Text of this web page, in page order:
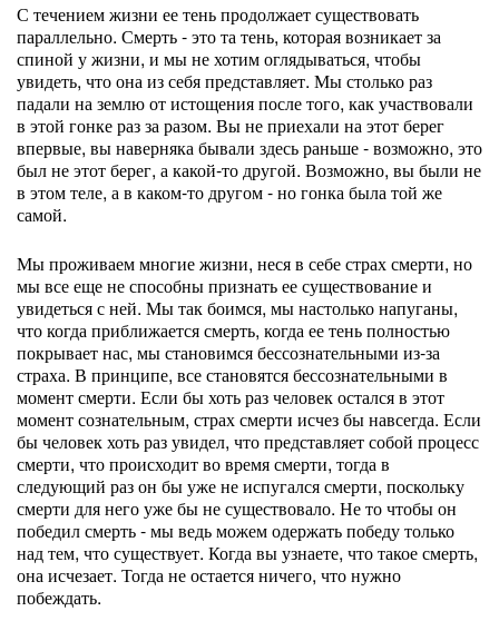
С течением жизни ее тень продолжает существовать
параллельно. Смерть - это та тень, которая возникает за
спиной у жизни, и мы не хотим оглядываться, чтобы
увидеть, что она из себя представляет. Мы столько раз
падали на землю от истощения после того, как участвовали
в этой гонке раз за разом. Вы не приехали на этот берег
впервые, вы наверняка бывали здесь раньше - возможно, это
был не этот берег, а какой-то другой. Возможно, вы были не
в этом теле, а в каком-то другом - но гонка была той же
самой.
Мы проживаем многие жизни, неся в себе страх смерти, но
мы все еще не способны признать ее существование и
увидеться с ней. Мы так боимся, мы настолько напуганы,
что когда приближается смерть, когда ее тень полностью
покрывает нас, мы становимся бессознательными из-за
страха. В принципе, все становятся бессознательными в
момент смерти. Если бы хоть раз человек остался в этот
момент сознательным, страх смерти исчез бы навсегда. Если
бы человек хоть раз увидел, что представляет собой процесс
смерти, что происходит во время смерти, тогда в
следующий раз он бы уже не испугался смерти, поскольку
смерти для него уже бы не существовало. Не то чтобы он
победил смерть - мы ведь можем одержать победу только
над тем, что существует. Когда вы узнаете, что такое смерть,
она исчезает. Тогда не остается ничего, что нужно
побеждать.